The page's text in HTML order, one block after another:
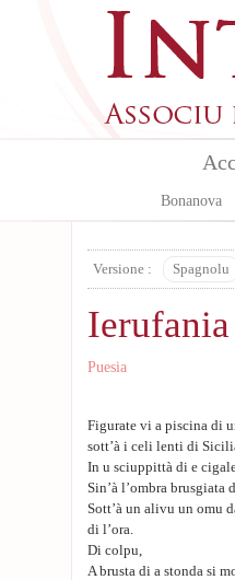
Bonanova
Versione : Spagnolu
Puesia
Figurate vi a piscina di
sott’à i celi lenti di
In u sciuppittà di e
Sin’à l’ombra brusgiata
Sott’à un alivu un omu
di l’ora.
Di colpu,
A brusta di a stonda si